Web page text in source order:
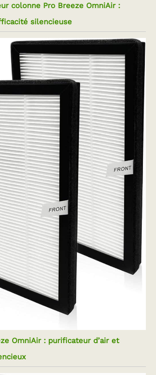
colonne Pro Breeze OmniAir :
silencieuse
OmniAir : purificateur d’air et